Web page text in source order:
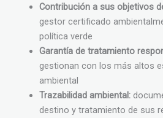
Contribución a sus objetivos
gestor certificado
política verde
Garantía de tratamiento
gestionan con los más altos
ambiental
Trazabilidad ambiental:
destino y tratamiento de sus